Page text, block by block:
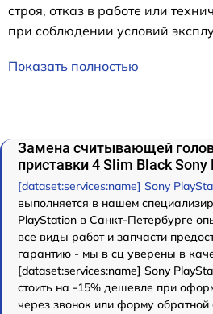
строя, отказ в работе или
при соблюдении условий
Показать полностью
Замена считывающей
приставки 4 Slim Black
[dataset:services:name] Sony
выполняется в нашем
PlayStation в Санкт-Петербурге
все виды работ и запчасти
гарантию - мы в сц уверены в
[dataset:services:name] Sony
стоить на -15% дешевле при
через звонок или форму обратной